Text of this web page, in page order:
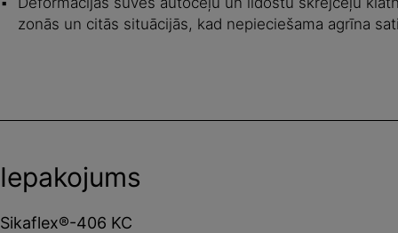
zonās un citās situācijās, kad nepieciešama agrīna
Iepakojums
Sikaflex®-406 KC